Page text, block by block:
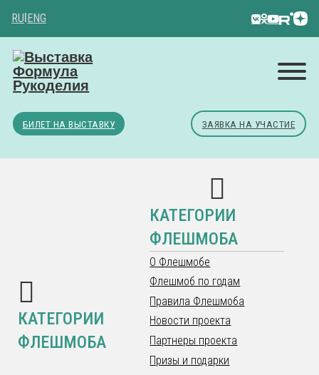
RU ENG
БИЛЕТ НА ВЫСТАВКУ ЗАЯВКА НА УЧАСТИЕ
КАТЕГОРИИ
ФЛЕШМОБА
КАТЕГОРИИ
ФЛЕШМОБА
О Флешмобе
Флешмоб по годам
Правила Флешмоба
Новости проекта
Партнеры проекта
Призы и подарки